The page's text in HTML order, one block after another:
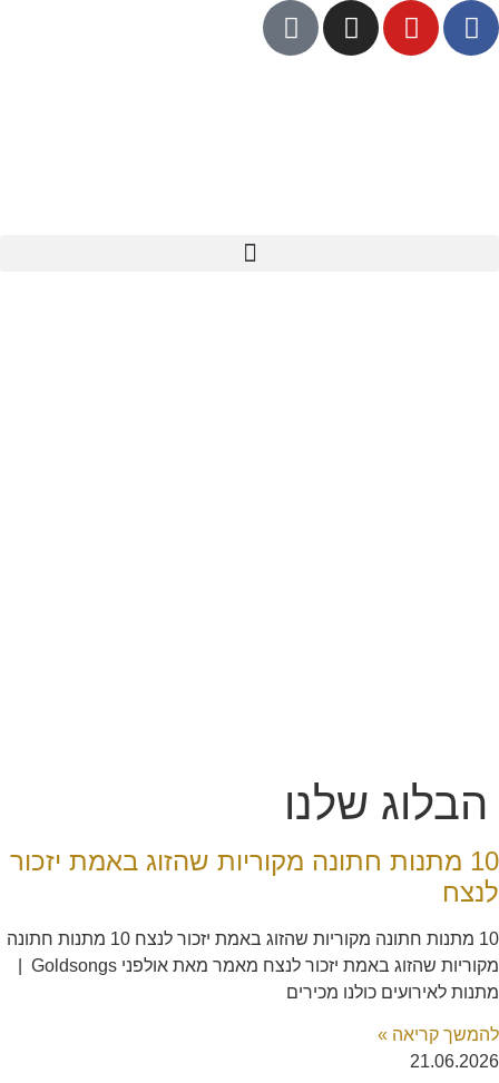
הבלוג שלנו
10 מתנות חתונה מקוריות שהזוג באמת יזכור
לנצח
10 מתנות חתונה מקוריות שהזוג באמת יזכור לנצח 10 מתנות חתונה
מתנות לאירועים כולנו מכירים
להמשך קריאה »
21.06.2026